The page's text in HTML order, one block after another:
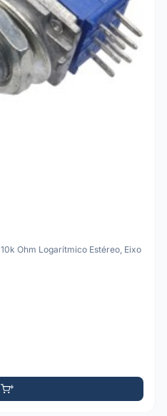
Ohm Logarítmico Estéreo, Eixo